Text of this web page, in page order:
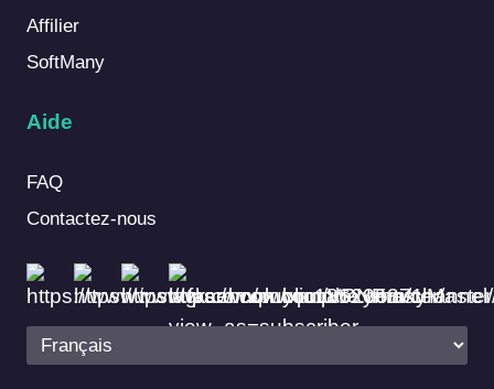
Affilier
SoftMany
Aide
FAQ
Contactez-nous